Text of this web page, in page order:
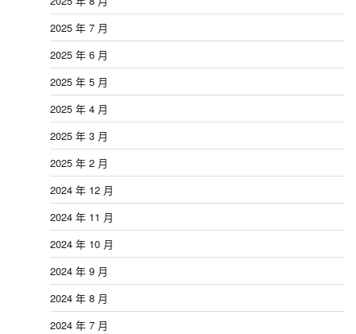
2025 年 7 月
2025 年 6 月
2025 年 5 月
2025 年 4 月
2025 年 3 月
2025 年 2 月
2024 年 12 月
2024 年 11 月
2024 年 10 月
2024 年 9 月
2024 年 8 月
2024 年 7 月